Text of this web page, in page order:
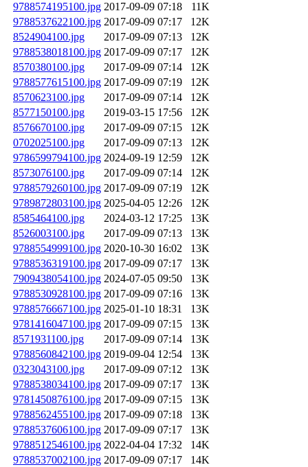
9788574195100.jpg 2017-09-09 07:18
11K
9788537622100.jpg 2017-09-09 07:17
12K
8524904100.jpg
2017-09-09 07:13
12K
9788538018100.jpg 2017-09-09 07:17
12K
8570380100.jpg
2017-09-09 07:14
12K
9788577615100.jpg 2017-09-09 07:19
12K
8570623100.jpg
2017-09-09 07:14
12K
8577150100.jpg
2019-03-15 17:56
12K
8576670100.jpg
2017-09-09 07:15
12K
0702025100.jpg
2017-09-09 07:13
12K
9786599794100.jpg 2024-09-19 12:59
12K
8573076100.jpg
2017-09-09 07:14
12K
9788579260100.jpg 2017-09-09 07:19
12K
9789872803100.jpg 2025-04-05 12:26
12K
8585464100.jpg
2024-03-12 17:25
13K
8526003100.jpg
2017-09-09 07:13
13K
9788554999100.jpg 2020-10-30 16:02
13K
9788536319100.jpg 2017-09-09 07:17
13K
7909438054100.jpg 2024-07-05 09:50
13K
9788530928100.jpg 2017-09-09 07:16
13K
9788576667100.jpg 2025-01-10 18:31
13K
9781416047100.jpg 2017-09-09 07:15
13K
8571931100.jpg
2017-09-09 07:14
13K
9788560842100.jpg 2019-09-04 12:54
13K
0323043100.jpg
2017-09-09 07:12
13K
9788538034100.jpg 2017-09-09 07:17
13K
9781450876100.jpg 2017-09-09 07:15
13K
9788562455100.jpg 2017-09-09 07:18
13K
9788537606100.jpg 2017-09-09 07:17
13K
9788512546100.jpg 2022-04-04 17:32
14K
9788537002100.jpg 2017-09-09 07:17
14K